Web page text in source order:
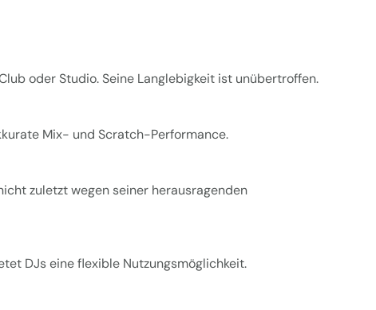
oder Studio. Seine Langlebigkeit ist unübertroffen.
Mix- und Scratch-Performance.
zuletzt wegen seiner herausragenden
DJs eine flexible Nutzungsmöglichkeit.